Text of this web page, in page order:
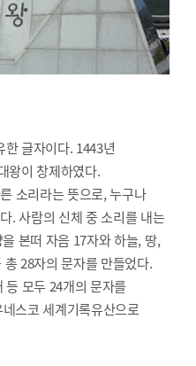
글자이다. 1443년
왕이 창제하였다.
소리라는 뜻으로, 누구나
. 사람의 신체 중 소리를 내는
본떠 자음 17자와 하늘, 땅,
28자의 문자를 만들었다.
모두 24개의 문자를
스코 세계기록유산으로